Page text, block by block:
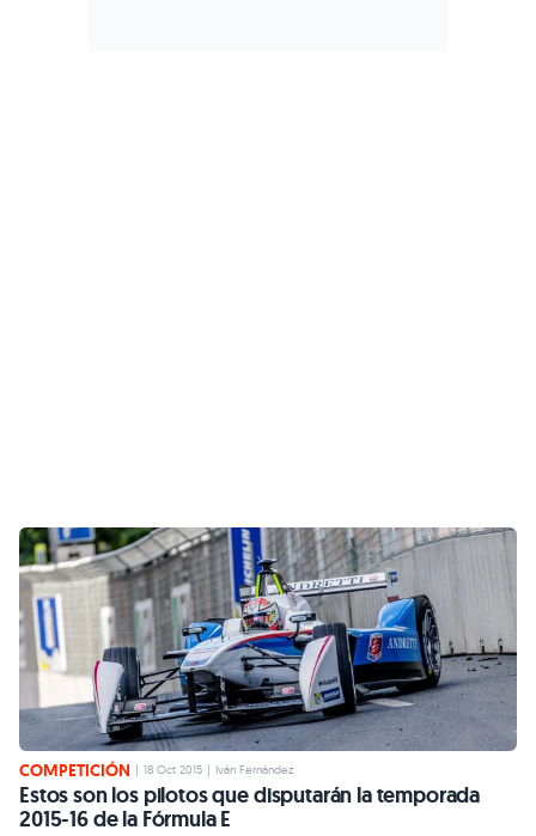
COMPETICIÓN 18 Oct 2015 Iván Fernández
Estos son los pilotos que disputarán la temporada
2015-16 de la Fórmula E